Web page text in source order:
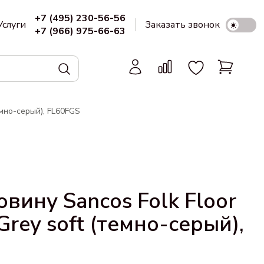
+7 (495) 230-56-56
+7 (966) 975-66-63
Заказать звонок
серый), FL60FGS
Sancos Folk Floor
soft (темно-серый),